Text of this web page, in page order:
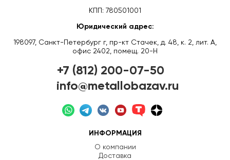
КПП: 780501001
Юридический адрес:
198097, Санкт-Петербург г, пр-кт Стачек, д. 48, к. 2, лит. А,
офис 2402, помещ. 20-Н
+7 (812) 200-07-50
info@metallobazav.ru
ИНФОРМАЦИЯ
О компании
Доставка